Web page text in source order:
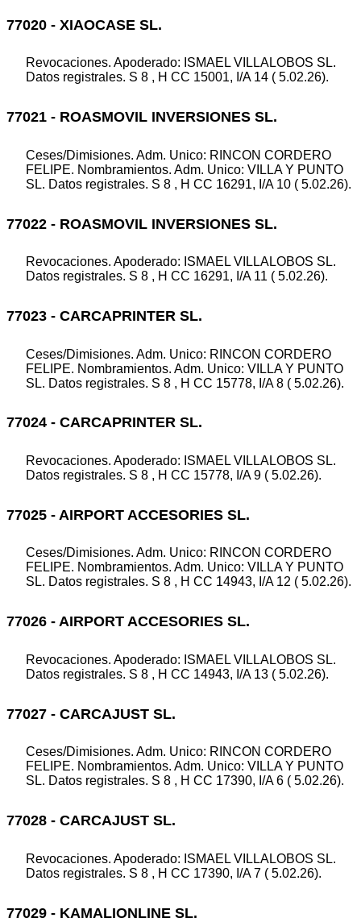
77020 - XIAOCASE SL.
Revocaciones. Apoderado: ISMAEL VILLALOBOS SL.
Datos registrales. S 8 , H CC 15001, I/A 14 ( 5.02.26).
77021 - ROASMOVIL INVERSIONES SL.
Ceses/Dimisiones. Adm. Unico: RINCON CORDERO
FELIPE. Nombramientos. Adm. Unico: VILLA Y PUNTO
SL. Datos registrales. S 8 , H CC 16291, I/A 10 ( 5.02.26).
77022 - ROASMOVIL INVERSIONES SL.
Revocaciones. Apoderado: ISMAEL VILLALOBOS SL.
Datos registrales. S 8 , H CC 16291, I/A 11 ( 5.02.26).
77023 - CARCAPRINTER SL.
Ceses/Dimisiones. Adm. Unico: RINCON CORDERO
FELIPE. Nombramientos. Adm. Unico: VILLA Y PUNTO
SL. Datos registrales. S 8 , H CC 15778, I/A 8 ( 5.02.26).
77024 - CARCAPRINTER SL.
Revocaciones. Apoderado: ISMAEL VILLALOBOS SL.
Datos registrales. S 8 , H CC 15778, I/A 9 ( 5.02.26).
77025 - AIRPORT ACCESORIES SL.
Ceses/Dimisiones. Adm. Unico: RINCON CORDERO
FELIPE. Nombramientos. Adm. Unico: VILLA Y PUNTO
SL. Datos registrales. S 8 , H CC 14943, I/A 12 ( 5.02.26).
77026 - AIRPORT ACCESORIES SL.
Revocaciones. Apoderado: ISMAEL VILLALOBOS SL.
Datos registrales. S 8 , H CC 14943, I/A 13 ( 5.02.26).
77027 - CARCAJUST SL.
Ceses/Dimisiones. Adm. Unico: RINCON CORDERO
FELIPE. Nombramientos. Adm. Unico: VILLA Y PUNTO
SL. Datos registrales. S 8 , H CC 17390, I/A 6 ( 5.02.26).
77028 - CARCAJUST SL.
Revocaciones. Apoderado: ISMAEL VILLALOBOS SL.
Datos registrales. S 8 , H CC 17390, I/A 7 ( 5.02.26).
77029 - KAMALIONLINE SL.